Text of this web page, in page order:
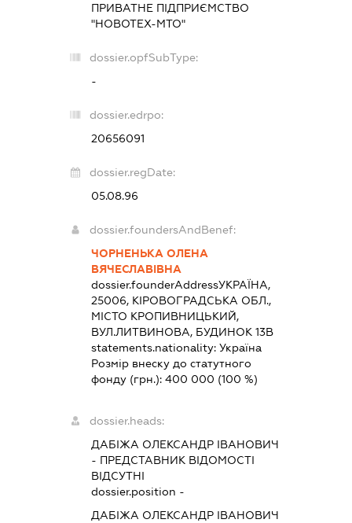
ПРИВАТНЕ ПІДПРИЄМСТВО
"НОВОТЕХ-МТО"
dossier.opfSubType:
-
dossier.edrpo:
20656091
dossier.regDate:
05.08.96
dossier.foundersAndBenef:
ЧОРНЕНЬКА ОЛЕНА
ВЯЧЕСЛАВІВНА
dossier.founderAddressУКРАЇНА,
25006, КІРОВОГРАДСЬКА ОБЛ.,
МІСТО КРОПИВНИЦЬКИЙ,
ВУЛ.ЛИТВИНОВА, БУДИНОК 13В
statements.nationality: Україна
Розмір внеску до статутного
фонду (грн.): 400 000 (100 %)
dossier.heads:
ДАБІЖА ОЛЕКСАНДР ІВАНОВИЧ
- ПРЕДСТАВНИК ВІДОМОСТІ
ВІДСУТНІ
dossier.position -
ДАБІЖА ОЛЕКСАНДР ІВАНОВИЧ